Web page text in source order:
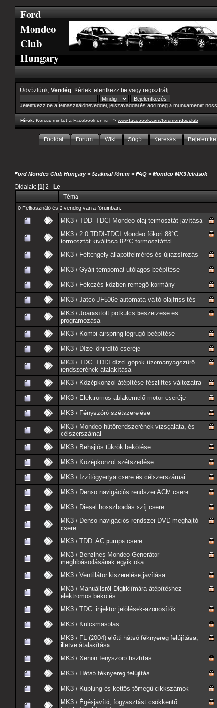
Ford
Mondeo
Club
Hungary
Üdvözlünk, Vendég . Kérlek jelentkezz be vagy regisztrálj
Jelentkezz be a felhasználóneveddel, jelszavaddal és add meg a munkamenet
Hírek: Keress minket a Facebook-on is! => www.facebook.com/fordmondeoclub
Főoldal Forum Wiki Súgó Keresés
Ford Mondeo Club Hungary>Szakmai fórum >FAQ >Mondeo MK3 leírások
Oldalak: [1] 2
Le
Téma
0 Felhasználó és 2 vendég van a fórumban.
MK3 / TDDI-TDCI Mondeo olaj termosztát javítása
MK3 / 2.0 TDDI-TDCI Mondeo főköri 88°C
termosztát kiváltása 92°C termosztáttal
MK3 / Féltengely állapotfelmérés és újrazsírozás
MK3 / Gyári tempomat utólagos beépítése
MK3 / Fékezés közben remegő kormány
MK3 / Jatco JF506e automata váltó olajfrissítés
MK3 / Jóárasított pótkulcs beszerzése és
programozása
MK3 / Kombi airspring légrugó beépítése
MK3 / Dízel önindító cseréje
MK3 / TDCI-TDDI dízel gépek üzemanyagszűrő
rendszerének átalakítása
MK3 / Középkonzol átépítése fészliftes változatra
MK3 / Elektromos ablakemelő motor cseréje
MK3 / Fényszóró szétszerelése
MK3 / Mondeo hűtőrendszerének vizsgálata, és
célszerszámai
MK3 / Behajlós tükrök bekötése
MK3 / Középkonzol szétszedése
MK3 / Izzítógyertya csere és célszerszámai
MK3 / Denso navigációs rendszer ACM csere
MK3 / Diesel hosszbordás szíj csere
MK3 / Denso navigációs rendszer DVD meghajtó
csere
MK3 / TDDI AC pumpa csere
MK3 / Benzines Mondeo Generátor
meghibásodásának egyik oka
MK3 / Ventillátor kiszerelése,javítása
MK3 / Manuálisról Digitklímára átépítéshez
elektromos bekötés
MK3 / TDCI injektor jelölések-azonosítók
MK3 / Kulcsmásolás
MK3 / FL (2004) előtti hátsó féknyereg felújítása,
illetve átalakítása
MK3 / Xenon fényszóró tisztítás
MK3 / Hátsó féknyereg felújítás
MK3 / Kuplung és kettős tömegű cikkszámok
MK3 / Égésjavító, fogyasztást csökkentő